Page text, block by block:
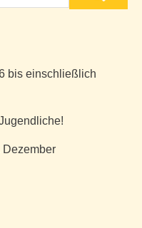
bis einschließlich
Dezember